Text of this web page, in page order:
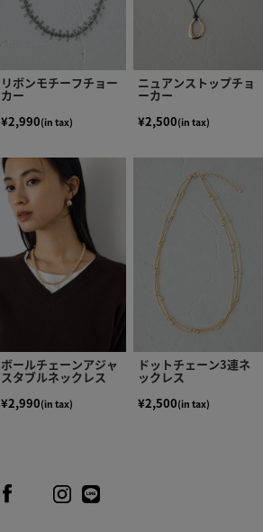
リボンモチーフチョー
カー
¥2,990(in tax)
ニュアンストップチョ
ーカー
¥2,500(in tax)
ボールチェーンアジャ
スタブルネックレス
¥2,990(in tax)
ドットチェーン3連ネ
ックレス
¥2,500(in tax)